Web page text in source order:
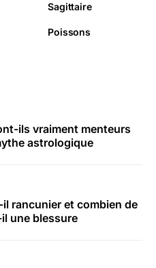
Sagittaire
Poissons
ils vraiment menteurs
astrologique
il rancunier et combien de
une blessure